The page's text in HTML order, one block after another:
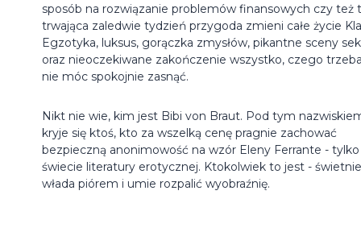
sposób na rozwiązanie problemów finansowych czy też
trwająca zaledwie tydzień przygoda zmieni całe życie
Egzotyka, luksus, gorączka zmysłów, pikantne sceny
oraz nieoczekiwane zakończenie wszystko, czego
nie móc spokojnie zasnąć.
Nikt nie wie, kim jest Bibi von Braut. Pod tym
kryje się ktoś, kto za wszelką cenę pragnie zachować
bezpieczną anonimowość na wzór Eleny Ferrante -
świecie literatury erotycznej. Ktokolwiek to jest - świetnie
włada piórem i umie rozpalić wyobraźnię.